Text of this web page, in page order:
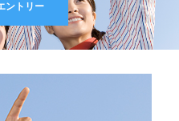
ントリー